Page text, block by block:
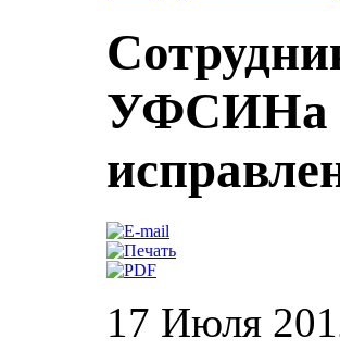
УФСИНа
17 Июля